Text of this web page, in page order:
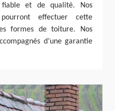
et de qualité. Nos
effectuer cette
formes de toiture. Nos
d’une garantie